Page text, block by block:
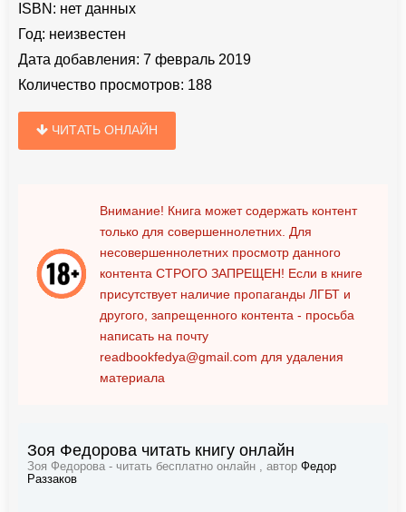
ISBN: нет данных
Год: неизвестен
Дата добавления: 7 февраль 2019
Количество просмотров: 188
ЧИТАТЬ ОНЛАЙН
Внимание! Книга может содержать контент
только для совершеннолетних. Для
несовершеннолетних просмотр данного
контента СТРОГО ЗАПРЕЩЕН! Если в книге
присутствует наличие пропаганды ЛГБТ и
другого, запрещенного контента - просьба
написать на почту
readbookfedya@gmail.com для удаления
материала
Зоя Федорова читать книгу онлайн
Зоя Федорова - читать бесплатно онлайн , автор Федор
Раззаков